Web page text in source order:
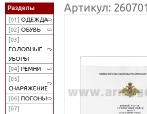
Разделы
[01] ОДЕЖДА
[02] ОБУВЬ
[03]
ГОЛОВНЫЕ
УБОРЫ
[04] РЕМНИ
[05]
СНАРЯЖЕНИЕ
[06] ПОГОНЫ
[07]
Артикул: